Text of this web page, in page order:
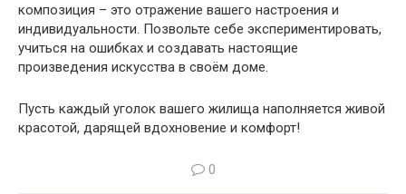
композиция – это отражение вашего настроения и
индивидуальности. Позвольте себе экспериментировать,
учиться на ошибках и создавать настоящие
произведения искусства в своём доме.
Пусть каждый уголок вашего жилища наполняется живой
красотой, дарящей вдохновение и комфорт!
0